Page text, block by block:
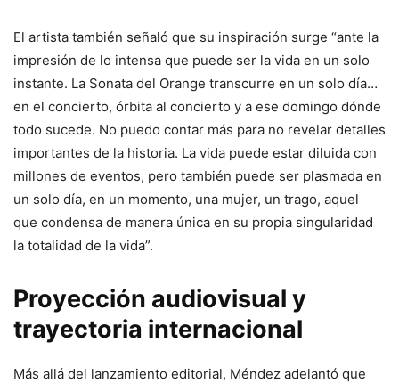
El artista también señaló que su inspiración surge “ante la
impresión de lo intensa que puede ser la vida en un solo
instante. La Sonata del Orange transcurre en un solo día…
en el concierto, órbita al concierto y a ese domingo dónde
todo sucede. No puedo contar más para no revelar detalles
importantes de la historia. La vida puede estar diluida con
millones de eventos, pero también puede ser plasmada en
un solo día, en un momento, una mujer, un trago, aquel
que condensa de manera única en su propia singularidad
la totalidad de la vida”.
Proyección audiovisual y
trayectoria internacional
Más allá del lanzamiento editorial, Méndez adelantó que